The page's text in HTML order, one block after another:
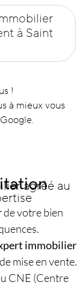
à Saint
!
à mieux vous
agréé au
de votre bien
immobilier
mise en vente.
CNE (Centre